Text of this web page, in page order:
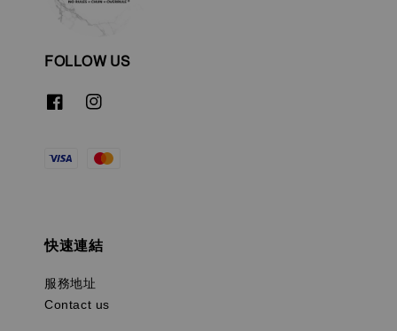
FOLLOW US
快速連結
服務地址
Contact us